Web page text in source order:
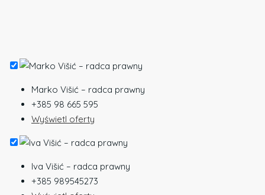
Marko Višić – radca prawny
+385 98 665 595
Wyświetl oferty
Iva Višić – radca prawny
+385 989545273